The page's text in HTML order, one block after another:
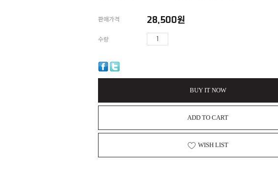
판매가격 28,500원
수량
BUY IT NOW
ADD TO CART
WISH LIST